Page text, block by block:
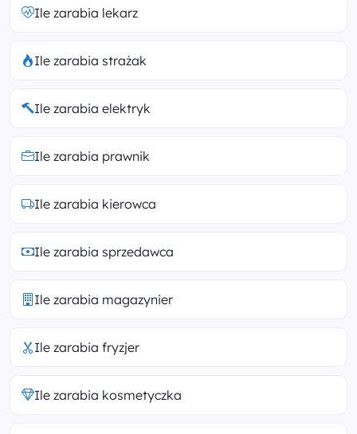
Ile zarabia lekarz
Ile zarabia strażak
Ile zarabia elektryk
Ile zarabia prawnik
Ile zarabia kierowca
Ile zarabia sprzedawca
Ile zarabia magazynier
Ile zarabia fryzjer
Ile zarabia kosmetyczka